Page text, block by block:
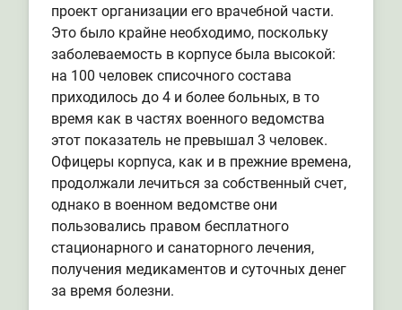
проект организации его врачебной части.
Это было крайне необходимо, поскольку
заболеваемость в корпусе была высокой:
на 100 человек списочного состава
приходилось до 4 и более больных, в то
время как в частях военного ведомства
этот показатель не превышал 3 человек.
Офицеры корпуса, как и в прежние времена,
продолжали лечиться за собственный счет,
однако в военном ведомстве они
пользовались правом бесплатного
стационарного и санаторного лечения,
получения медикаментов и суточных денег
за время болезни.